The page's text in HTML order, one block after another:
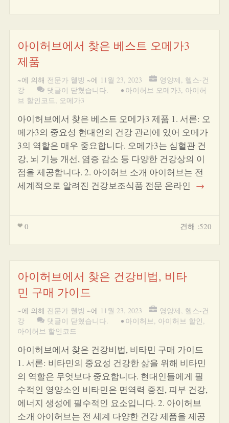
아이허브에서 찾은 베스트 오메가3
제품
~에 의해 전문가 웰빙 ~에 11월 23, 2023 영양제, 헬스-건
강
댓글이 닫혔습니다. • 아이허브 오메가3, 아이허
브 할인코드, 오메가3
아이허브에서 찾은 베스트 오메가3 제품 1. 서론: 오
메가3의 중요성 현대인의 건강 관리에 있어 오메가
3의 역할은 매우 중요합니다. 오메가3는 심혈관 건
강, 뇌 기능 개선, 염증 감소 등 다양한 건강상의 이
점을 제공합니다. 2. 아이허브 소개 아이허브는 전
세계적으로 알려진 건강보조식품 전문 온라인 →
0 견해 :520
아이허브에서 찾은 건강비법, 비타
민 구매 가이드
~에 의해 전문가 웰빙 ~에 11월 23, 2023 영양제, 헬스-건
강
댓글이 닫혔습니다. • 아이허브, 아이허브 할인,
아이허브 할인코드
아이허브에서 찾은 건강비법, 비타민 구매 가이드
1. 서론: 비타민의 중요성 건강한 삶을 위해 비타민
의 역할은 무엇보다 중요합니다. 현대인들에게 필
수적인 영양소인 비타민은 면역력 증진, 피부 건강,
에너지 생성에 필수적인 요소입니다. 2. 아이허브
소개 아이허브는 전 세계 다양한 건강 제품을 제공